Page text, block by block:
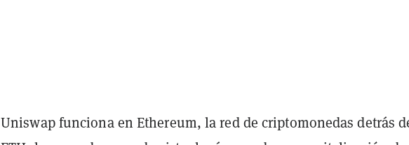
Uniswap funciona en Ethereum, la red de criptomonedas detrás